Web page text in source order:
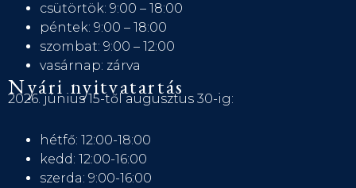
csütörtök: 9:00 – 18:00
péntek: 9:00 – 18:00
szombat: 9:00 – 12:00
vasárnap: zárva
Nyári nyitvatartás
2026. június 15-től augusztus 30-ig:
hétfő: 12:00-18:00
kedd: 12:00-16:00
szerda: 9:00-16:00